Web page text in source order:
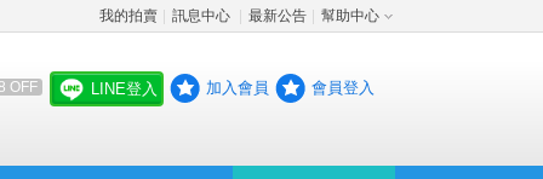
我的拍賣 訊息中心 最新公告 幫助中心
OFF LINE登入 加入會員 會員登入